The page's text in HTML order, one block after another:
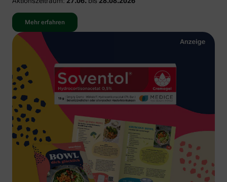
Mehr erfahren